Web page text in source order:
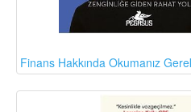
Finans Hakkında Okumanız